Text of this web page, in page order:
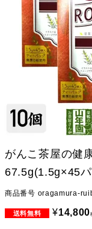
がんこ茶屋の健
67.5g(1.5g×45
商品番号 oragamura-
¥14,800